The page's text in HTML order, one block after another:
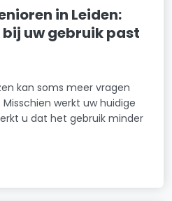
in Leiden:
uw gebruik past
kan soms meer vragen
werkt uw huidige
u dat het gebruik minder